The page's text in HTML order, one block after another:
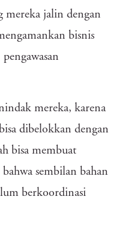
mereka jalin dengan
bisnis
mereka, karena
dibelokkan dengan
bisa membuat
sembilan bahan
berkoordinasi